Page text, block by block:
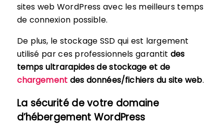
sites web WordPress avec les meilleurs temps
de connexion possible.
De plus, le stockage SSD qui est largement
utilisé par ces professionnels garantitdes
temps ultrarapides de stockage et de
chargement des données/fichiers du site web.
La sécurité de votre domaine
d’hébergement WordPress